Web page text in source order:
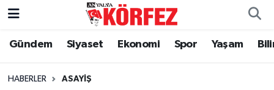
Gündem Siyaset Ekonomi Spor Yaşam
HABERLER ASAYIŞ
Gündem
Siyaset
Nöbetçi Eczaneler
Hava Durumu